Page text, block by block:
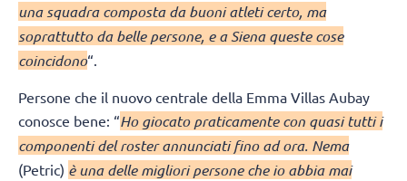
una squadra composta da buoni atleti certo, ma
soprattutto da belle persone, e a Siena queste cose
coincidono“.
Persone che il nuovo centrale della Emma Villas Aubay
conosce bene: “Ho giocato praticamente con quasi tutti i
componenti del roster annunciati fino ad ora. Nema
(Petric) è una delle migliori persone che io abbia mai